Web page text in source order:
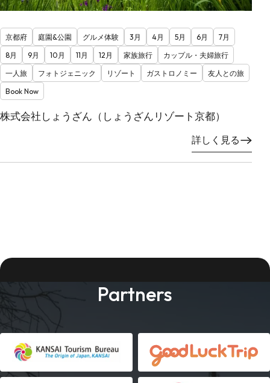
京都府 庭園&公園 グルメ体験 3月 4月 5月 6月
7月
8月
9月 10月 11月 12月 家族旅行
カップル・夫婦旅行
一人旅
フォトジェニック リゾート ガストロノミー
友人との旅
Book Now
株式会社しょうざん（しょうざんリゾート京都）
詳しく見る
Partners